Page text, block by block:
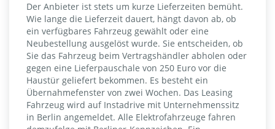
Der Anbieter ist stets um kurze Lieferzeiten bemüht.
Wie lange die Lieferzeit dauert, hängt davon ab, ob
ein verfügbares Fahrzeug gewählt oder eine
Neubestellung ausgelöst wurde. Sie entscheiden, ob
Sie das Fahrzeug beim Vertragshändler abholen oder
gegen eine Lieferpauschale von 250 Euro vor die
Haustür geliefert bekommen. Es besteht ein
Übernahmefenster von zwei Wochen. Das Leasing
Fahrzeug wird auf Instadrive mit Unternehmenssitz
in Berlin angemeldet. Alle Elektrofahrzeuge fahren